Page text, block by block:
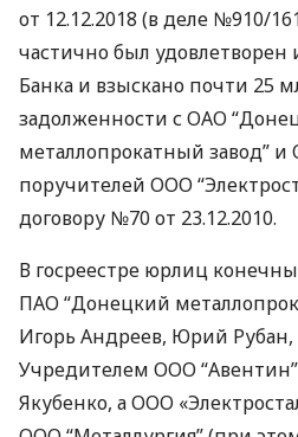
от 12.12.2018 (в деле №910/
частично был удовлетворен
Банка и взыскано почти 25
задолженности сОАО
металлопрокатный завод” и
поручителей ООО
договору №70 от 23.12.2010.
В госреестре юрлиц
ПАО “Донецкий
Игорь Андреев, Юрий Рубан,
Учредителем ООО
Якубенко, аООО